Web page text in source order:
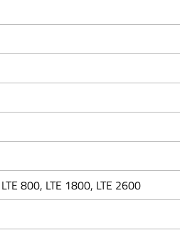
800, LTE 1800, LTE 2600